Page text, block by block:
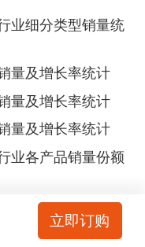
业细分类型销量统
量及增长率统计
量及增长率统计
量及增长率统计
业各产品销量份额
业细分类型销售额
立即订购